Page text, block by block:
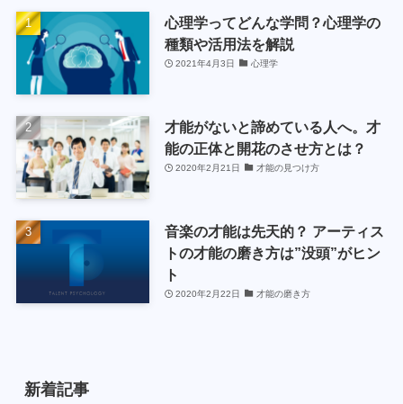
心理学ってどんな学問？心理学の
種類や活用法を解説
2021年4月3日 心理学
才能がないと諦めている人へ。才
能の正体と開花のさせ方とは？
2020年2月21日 才能の見つけ方
音楽の才能は先天的？ アーティス
トの才能の磨き方は”没頭”がヒン
ト
2020年2月22日 才能の磨き方
新着記事